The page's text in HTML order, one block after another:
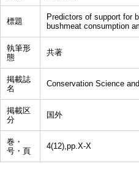
標題
Predictors of support for
bushmeat consumption
執筆形
態
共著
掲載誌
名
Conservation Science
掲載区
分
国外
巻・
号・頁
4(12),pp.X-X